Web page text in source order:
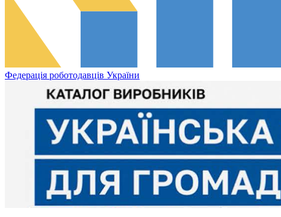
Федерація роботодавців України